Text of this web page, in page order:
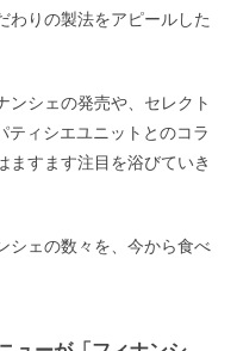
わりの製法をアピールした
ンシェの発売や、セレクト
ティシエユニットとのコラ
ますます注目を浴びていき
シェの数々を、今から食べ